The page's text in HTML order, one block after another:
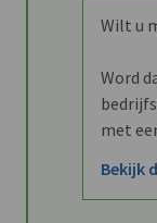
Wilt u
Word
met
Bekijk